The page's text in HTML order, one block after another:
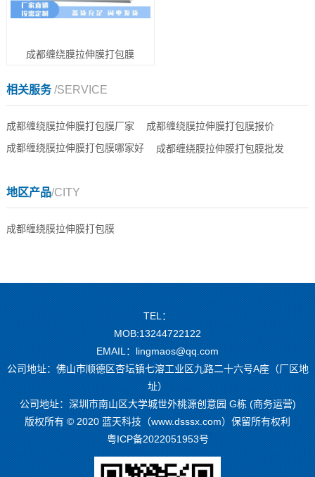
成都缠绕膜拉伸膜打包膜
相关服务/SERVICE
成都缠绕膜拉伸膜打包膜厂家
成都缠绕膜拉伸膜打包膜报价
成都缠绕膜拉伸膜打包膜哪家好
成都缠绕膜拉伸膜打包膜批发
地区产品/CITY
成都缠绕膜拉伸膜打包膜
TEL：
MOB:13244722122
EMAIL：lingmaos@qq.com
公司地址：佛山市顺德区杏坛镇七溶工业区九路二十六号A座（厂区地
址）
公司地址：深圳市南山区大学城世外桃源创意园 G栋 (商务运营)
版权所有 © 2020 蓝天科技（www.dsssx.com）保留所有权利
粤ICP备2022051953号